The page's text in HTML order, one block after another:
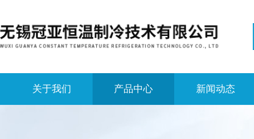
关于我们 产品中心 新闻动态